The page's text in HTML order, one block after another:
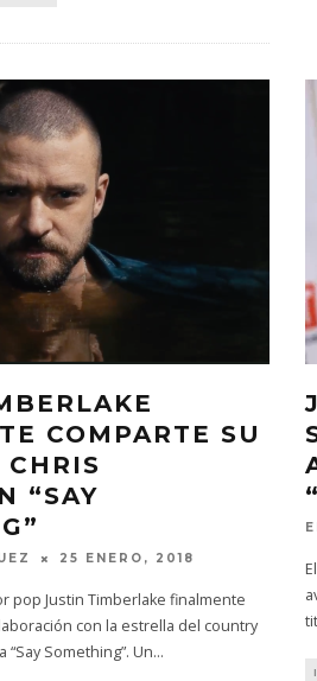
COMPARTE SU
CHRIS
“SAY
25 ENERO, 2018
pop Justin Timberlake finalmente
con la estrella del country
Something”. Un...
UN NUEVO
6